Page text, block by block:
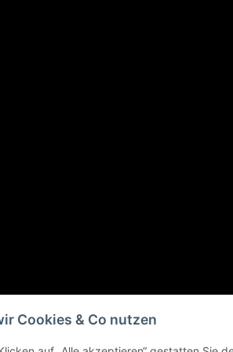
Cookies & Co nutzen